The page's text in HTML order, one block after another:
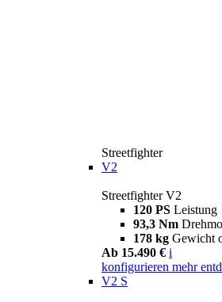
Streetfighter
V2
Streetfighter V2
120 PS Leistung
93,3 Nm
178 kg Gewicht
Ab 15.490 € i
konfigurieren mehr
V2 S